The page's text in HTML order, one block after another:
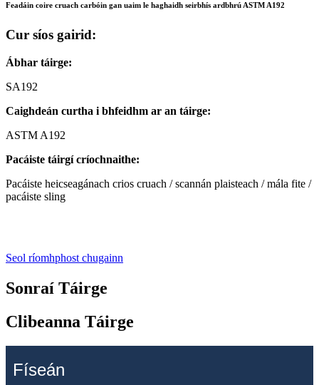
Feadáin coire cruach carbóin gan uaim le haghaidh seirbhís ardbhrú ASTM A192
Cur síos gairid:
Ábhar táirge:
SA192
Caighdeán curtha i bhfeidhm ar an táirge:
ASTM A192
Pacáiste táirgí críochnaithe:
Pacáiste heicseagánach crios cruach / scannán plaisteach / mála fite /
pacáiste sling
Seol ríomhphost chugainn
Sonraí Táirge
Clibeanna Táirge
Físeán